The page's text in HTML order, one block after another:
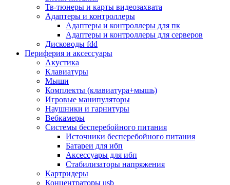
Blu-ray
Cd-r
Cd-rw
Dvd-r
Dvdrw
Серверы
Программное обеспечение
Операционные системы
Антивирусное по
Офисные приложения
Неттопы, тонкие клиенты, платформы nuc
Микрокомпьютеры
Опции для компьютеров
Бытовая техника
Кухонная техника
Блендеры, измельчители
Блинницы
Тв-тюнеры и карты видеозахвата
Адаптеры и контроллеры
Адаптеры и контроллеры для пк
Адаптеры и контроллеры для серверов
Дисководы fdd
Периферия и аксессуары
Акустика
Клавиатуры
Мыши
Комплекты (клавиатура+мышь)
Игровые манипуляторы
Наушники и гарнитуры
Вебкамеры
Системы бесперебойного питания
Источники бесперебойного питания
Батареи для ибп
Аксессуары для ибп
Стабилизаторы напряжения
Картридеры
Концентраторы usb